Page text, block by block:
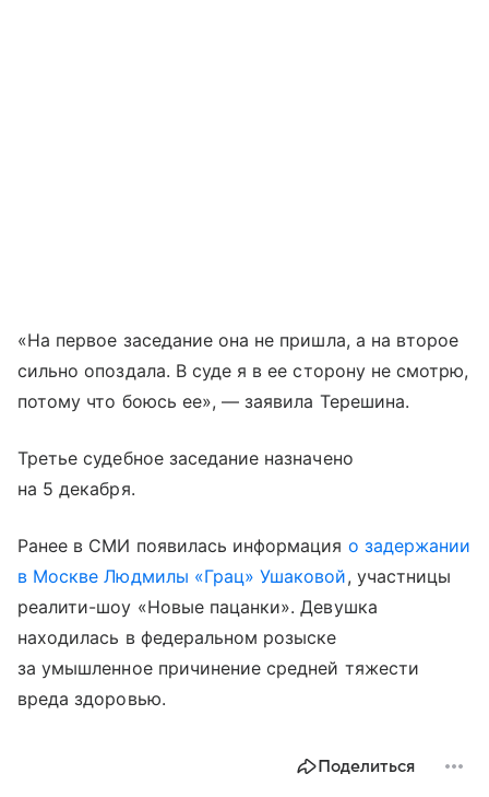
«На первое заседание она не пришла, а на второе
сильно опоздала. В суде я в ее сторону не смотрю,
потому что боюсь ее», — заявила Терешина.
Третье судебное заседание назначено
на 5 декабря.
Ранее в СМИ появилась информация о задержании
в Москве Людмилы «Грац» Ушаковой, участницы
реалити-шоу «Новые пацанки». Девушка
находилась в федеральном розыске
за умышленное причинение средней тяжести
вреда здоровью.
Поделиться